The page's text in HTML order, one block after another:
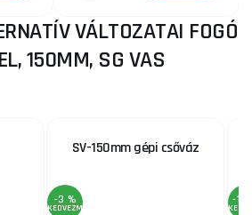
VÁLTOZATAI FOGÓ
150MM, SG VAS
SV-150mm gépi csőváz
-3 %
KEDVEZMÉNY
-12